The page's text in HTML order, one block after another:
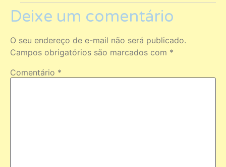
Deixe um comentário
O seu endereço de e-mail não será publicado.
Campos obrigatórios são marcados com *
Comentário *